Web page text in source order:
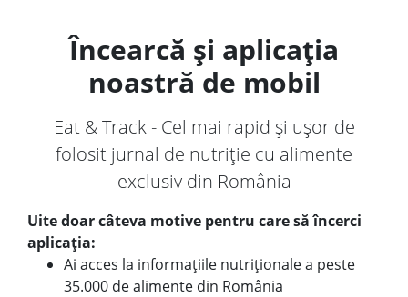
Încearcă și aplicația
noastră de mobil
Eat & Track - Cel mai rapid și ușor de
folosit jurnal de nutriție cu alimente
exclusiv din România
Uite doar câteva motive pentru care să încerci
aplicația:
Ai acces la informațiile nutriționale a peste
35.000 de alimente din România